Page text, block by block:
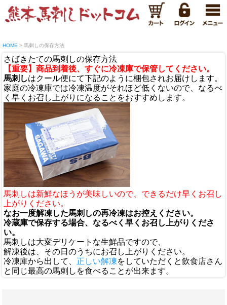
HOME 馬刺しの保存方法
さばきたての馬刺しの保存方法
【重要】商品到着後、すぐに冷凍庫で保管してください。
馬刺しはクール便にて下記のように梱包されお届けします。
家庭の冷凍庫では冷凍温度がそれほど低くないので、なるべ
く早くお召し上がりになることをおすすめします。
馬刺しは新鮮なほうが美味しいので、できるだけ早くお召し
上がりください。
なお一度解凍した馬刺しの再冷凍はお控えください。
冷蔵庫で保存する場合、なるべく早くお召し上がりくださ
い。
馬刺しは大変デリケートな生鮮品ですので、
解凍後は、その日のうちにお召し上がりください。
冷凍庫から出して、 正しい解凍をしていただくと飲食店さん
と同じ最高の馬刺しを食べることが出来ます。